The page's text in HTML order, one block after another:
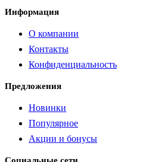
Информация
О компании
Контакты
Конфиденциальность
Предложения
Новинки
Популярное
Акции и бонусы